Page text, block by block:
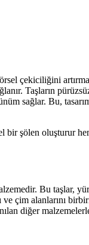
çekiciliğini
Taşların
sağlar. Bu,
bir şölen oluşturur
Bu taşlar,
çim alanlarını
diğer